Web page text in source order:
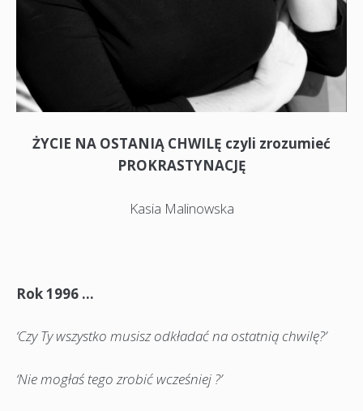
ŻYCIE NA OSTANIĄ CHWILĘ czyli zrozumieć
PROKRASTYNACJĘ
Kasia Malinowska
Rok 1996 …
‘Czy Ty wszystko musisz odkładać na ostatnią chwilę?’
‘Nie mogłaś tego zrobić wcześniej ?’